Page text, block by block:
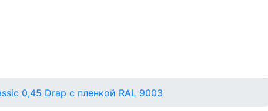
0,45 Drap с пленкой RAL 9003